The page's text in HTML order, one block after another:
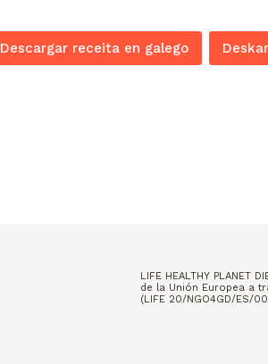
Descargar receita en galego
LIFE HEALTHY PLANET
de la Unión Europea a
(LIFE 20/NGO4GD/ES/